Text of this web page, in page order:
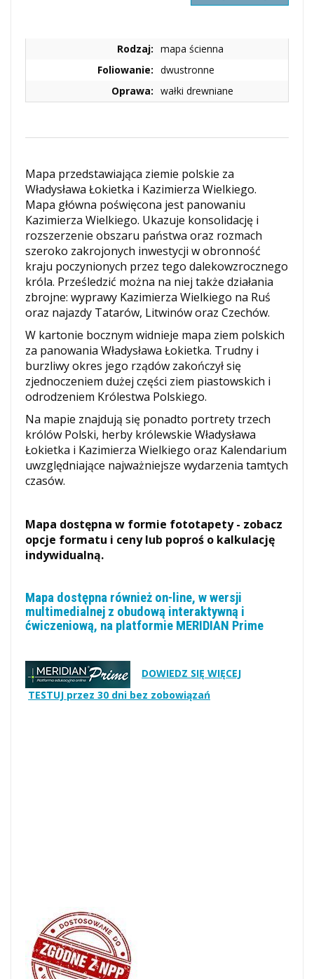
Rodzaj: mapa ścienna
Foliowanie: dwustronne
Oprawa: wałki drewniane
Mapa przedstawiająca ziemie polskie za
Władysława Łokietka i Kazimierza Wielkiego.
Mapa główna poświęcona jest panowaniu
Kazimierza Wielkiego. Ukazuje konsolidację i
rozszerzenie obszaru państwa oraz rozmach
szeroko zakrojonych inwestycji w obronność
kraju poczynionych przez tego dalekowzrocznego
króla. Prześledzić można na niej także działania
zbrojne: wyprawy Kazimierza Wielkiego na Ruś
oraz najazdy Tatarów, Litwinów oraz Czechów.
W kartonie bocznym widnieje mapa ziem polskich
za panowania Władysława Łokietka. Trudny i
burzliwy okres jego rządów zakończył się
zjednoczeniem dużej części ziem piastowskich i
odrodzeniem Królestwa Polskiego.
Na mapie znajdują się ponadto portrety trzech
królów Polski, herby królewskie Władysława
Łokietka i Kazimierza Wielkiego oraz Kalendarium
uwzględniające najważniejsze wydarzenia tamtych
czasów.
Mapa dostępna w formie fototapety - zobacz
opcje formatu i ceny lub poproś o kalkulację
indywidualną.
Mapa dostępna również on-line, w wersji
multimedialnej z obudową interaktywną i
ćwiczeniową, na platformie MERIDIAN Prime
DOWIEDZ SIĘ WIĘCEJ
TESTUJ przez 30 dni bez zobowiązań